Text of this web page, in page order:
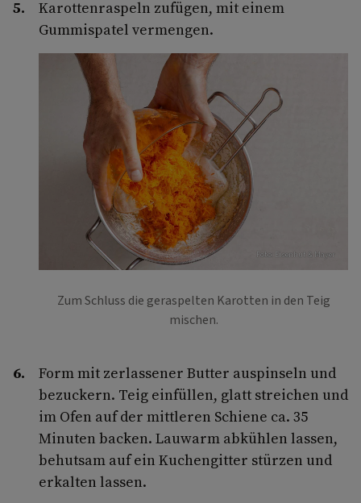
Karottenraspeln zufügen, mit einem
Gummispatel vermengen.
Foto: Eisenhut & Mayer
Zum Schluss die geraspelten Karotten in den Teig
mischen.
Form mit zerlassener Butter auspinseln und
bezuckern. Teig einfüllen, glatt streichen und
im Ofen auf der mittleren Schiene ca. 35
Minuten backen. Lauwarm abkühlen lassen,
behutsam auf ein Kuchengitter stürzen und
erkalten lassen.